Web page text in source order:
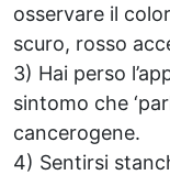
osservare il
scuro, rosso
3) Hai perso
sintomo che
cancerogene.
4) Sentirsi